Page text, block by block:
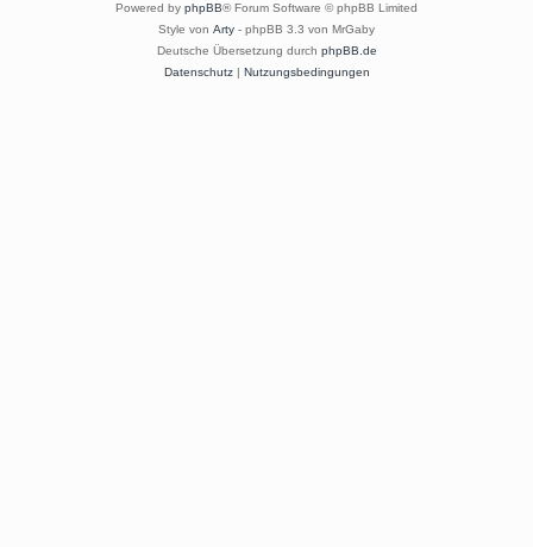
Powered by phpBB® Forum Software © phpBB Limited
Style von Arty - phpBB 3.3 von MrGaby
Deutsche Übersetzung durch phpBB.de
Datenschutz| Nutzungsbedingungen